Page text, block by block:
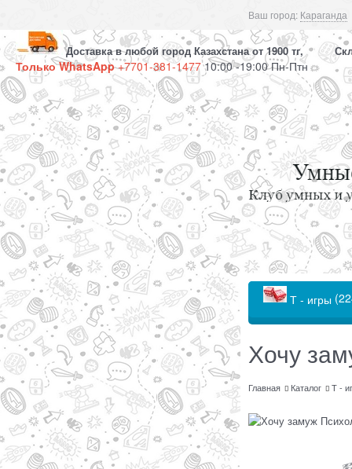
Ваш город: Караганда
Доставка в любой город Казахстана от 1900 тг,
Только WhatsApp+7701-381-147710:00 -19:00 Пн-Птн
Т - игры
Хочу
Главная Каталог Т -